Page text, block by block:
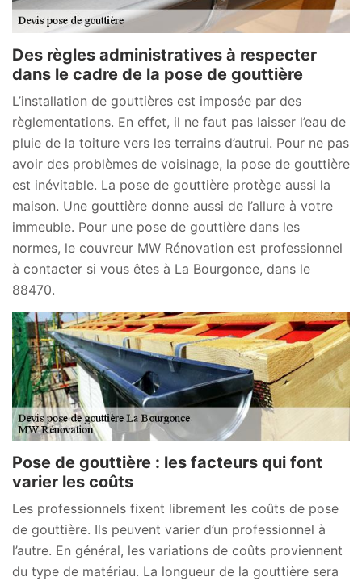
Des règles administratives à respecter
dans le cadre de la pose de gouttière
L’installation de gouttières est imposée par des
règlementations. En effet, il ne faut pas laisser l’eau de
pluie de la toiture vers les terrains d’autrui. Pour ne pas
avoir des problèmes de voisinage, la pose de gouttière
est inévitable. La pose de gouttière protège aussi la
maison. Une gouttière donne aussi de l’allure à votre
immeuble. Pour une pose de gouttière dans les
normes, le couvreur MW Rénovation est professionnel
à contacter si vous êtes à La Bourgonce, dans le
88470.
Pose de gouttière : les facteurs qui font
varier les coûts
Les professionnels fixent librement les coûts de pose
de gouttière. Ils peuvent varier d’un professionnel à
l’autre. En général, les variations de coûts proviennent
du type de matériau. La longueur de la gouttière sera